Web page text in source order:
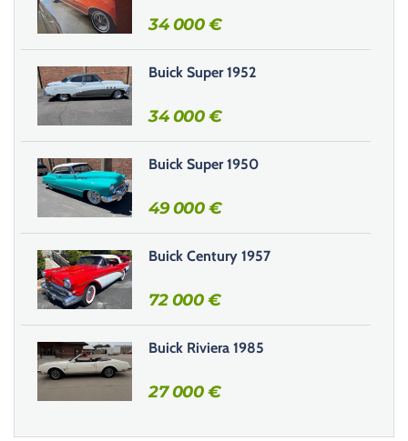
r
c
e
c
h
a
m
p
v
d
e
.
34 000€
Buick Super 1952
34 000€
Buick Super 1950
49 000€
Buick Century 1957
72 000€
Buick Riviera 1985
27 000€